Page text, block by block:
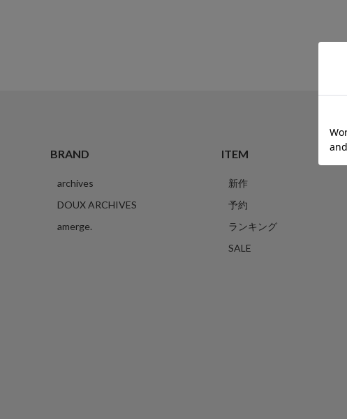
BRAND
archives
DOUX ARCHIVES
amerge.
ITEM
新作
予約
ランキング
SALE